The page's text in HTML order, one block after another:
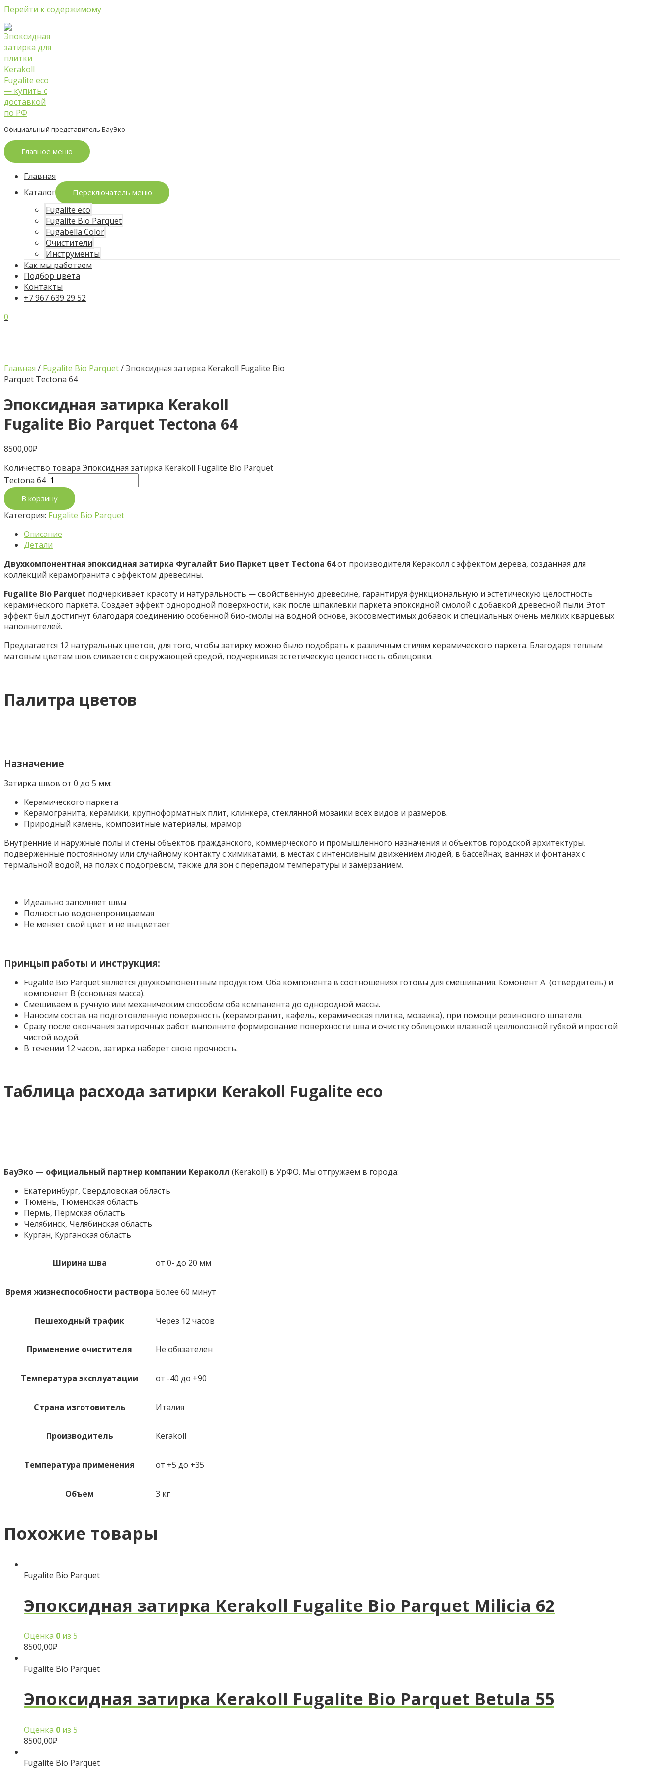
Перейти к содержимому
Официальный представитель БауЭко
Главное меню
Главная
Каталог
Переключатель меню
Fugalite eco
Fugalite Bio Parquet
Fugabella Color
Очистители
Инструменты
Как мы работаем
Подбор цвета
Контакты
+7 967 639 29 52
0
Главная / Fugalite Bio Parquet/ Эпоксидная затирка Kerakoll Fugalite Bio
Parquet Tectona 64
Эпоксидная затирка Kerakoll
Fugalite Bio Parquet Tectona 64
8500,00₽
Количество товара Эпоксидная затирка Kerakoll Fugalite Bio Parquet
Tectona 64
В корзину
Категория: Fugalite Bio Parquet
Описание
Детали
Двухкомпонентная эпоксидная затирка Фугалайт Био Паркет цвет Tectona 64от производителя Кераколл с эффектом дерева, созданная для
коллекций керамогранита с эффектом древесины.
Fugalite Bio Parquet подчеркивает красоту и натуральность — свойственную древесине, гарантируя функциональную и эстетическую целостность
керамического паркета. Создает эффект однородной поверхности, как после шпаклевки паркета эпоксидной смолой с добавкой древесной пыли. Этот
эффект был достигнут благодаря соединению особенной био-смолы на водной основе, экосовместимых добавок и специальных очень мелких кварцевых
наполнителей.
Предлагается 12 натуральных цветов, для того, чтобы затирку можно было подобрать к различным стилям керамического паркета. Благодаря теплым
матовым цветам шов сливается с окружающей средой, подчеркивая эстетическую целостность облицовки.
Палитра цветов
Назначение
Затирка швов от 0 до 5 мм:
Керамического паркета
Керамогранита, керамики, крупноформатных плит, клинкера, стеклянной мозаики всех видов и размеров.
Природный камень, композитные материалы, мрамор
Внутренние и наружные полы и стены объектов гражданского, коммерческого и промышленного назначения и объектов городской архитектуры,
подверженные постоянному или случайному контакту с химикатами, в местах с интенсивным движением людей, в бассейнах, ваннах и фонтанах с
термальной водой, на полах с подогревом, также для зон с перепадом температуры и замерзанием.
Идеально заполняет швы
Полностью водонепроницаемая
Не меняет свой цвет и не выцветает
Принцып работы и инструкция:
Fugalite Bio Parquet является двухкомпонентным продуктом. Оба компонента в соотношениях готовы для смешивания. Комонент A (отвердитель) и
компонент В (основная масса).
Смешиваем в ручную или механическим способом оба компанента до однородной массы.
Наносим состав на подготовленную поверхность (керамогранит, кафель, керамическая плитка, мозаика), при помощи резинового шпателя.
Сразу после окончания затирочных работ выполните формирование поверхности шва и очистку облицовки влажной целлюлозной губкой и простой
чистой водой.
В течении 12 часов, затирка наберет свою прочность.
Таблица расхода затирки Kerakoll Fugalite eco
БауЭко — официальный партнер компании Кераколл (Kerakoll) в УрФО. Мы отгружаем в города:
Екатеринбург, Свердловская область
Тюмень, Тюменская область
Пермь, Пермская область
Челябинск, Челябинская область
Курган, Курганская область
Ширина шва от 0- до 20 мм
Время жизнеспособности раствора Более 60 минут
Пешеходный трафик Через 12 часов
Применение очистителя Не обязателен
Температура эксплуатации от -40 до +90
Страна изготовитель Италия
Производитель Kerakoll
Температура применения от +5 до +35
Объем 3 кг
Похожие товары
Fugalite Bio Parquet
Эпоксидная затирка Kerakoll Fugalite Bio Parquet Milicia 62
Оценка 0 из 5
8500,00₽
Fugalite Bio Parquet
Эпоксидная затирка Kerakoll Fugalite Bio Parquet Betula 55
Оценка 0 из 5
8500,00₽
Fugalite Bio Parquet